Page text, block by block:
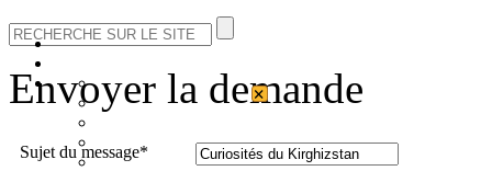
Envoyer la demande
Sujet du message*
×